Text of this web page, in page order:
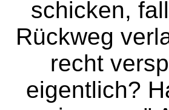
schicken,
Rückweg
recht
eigentlich?